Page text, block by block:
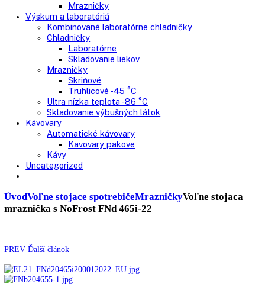
Chladnie nápojov
Skriňové
Truhlicové
Vinotéky
Pekárne
Chladničky
Mrazničky
Výskum a laboratóriá
Kombinované laboratórne chladničky
Chladničky
Laboratórne
Mrazničky
Truhlicové -45 °C
Ultra nízka teplota -86 °C
Kávy
Uncategorized